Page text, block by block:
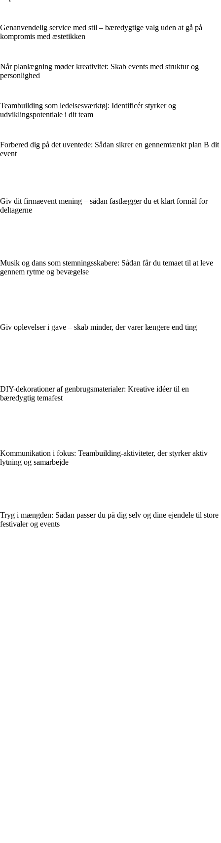
Genanvendelig service med stil – bæredygtige valg uden at gå på
kompromis med æstetikken
Når planlægning møder kreativitet: Skab events med struktur og
personlighed
Teambuilding som ledelsesværktøj: Identificér styrker og
udviklingspotentiale i dit team
Forbered dig på det uventede: Sådan sikrer en gennemtænkt plan B dit
event
Giv dit firmaevent mening – sådan fastlægger du et klart formål for
deltagerne
Musik og dans som stemningsskabere: Sådan får du temaet til at leve
gennem rytme og bevægelse
Giv oplevelser i gave – skab minder, der varer længere end ting
DIY-dekorationer af genbrugsmaterialer: Kreative idéer til en
bæredygtig temafest
Kommunikation i fokus: Teambuilding‑aktiviteter, der styrker aktiv
lytning og samarbejde
Tryg i mængden: Sådan passer du på dig selv og dine ejendele til store
festivaler og events